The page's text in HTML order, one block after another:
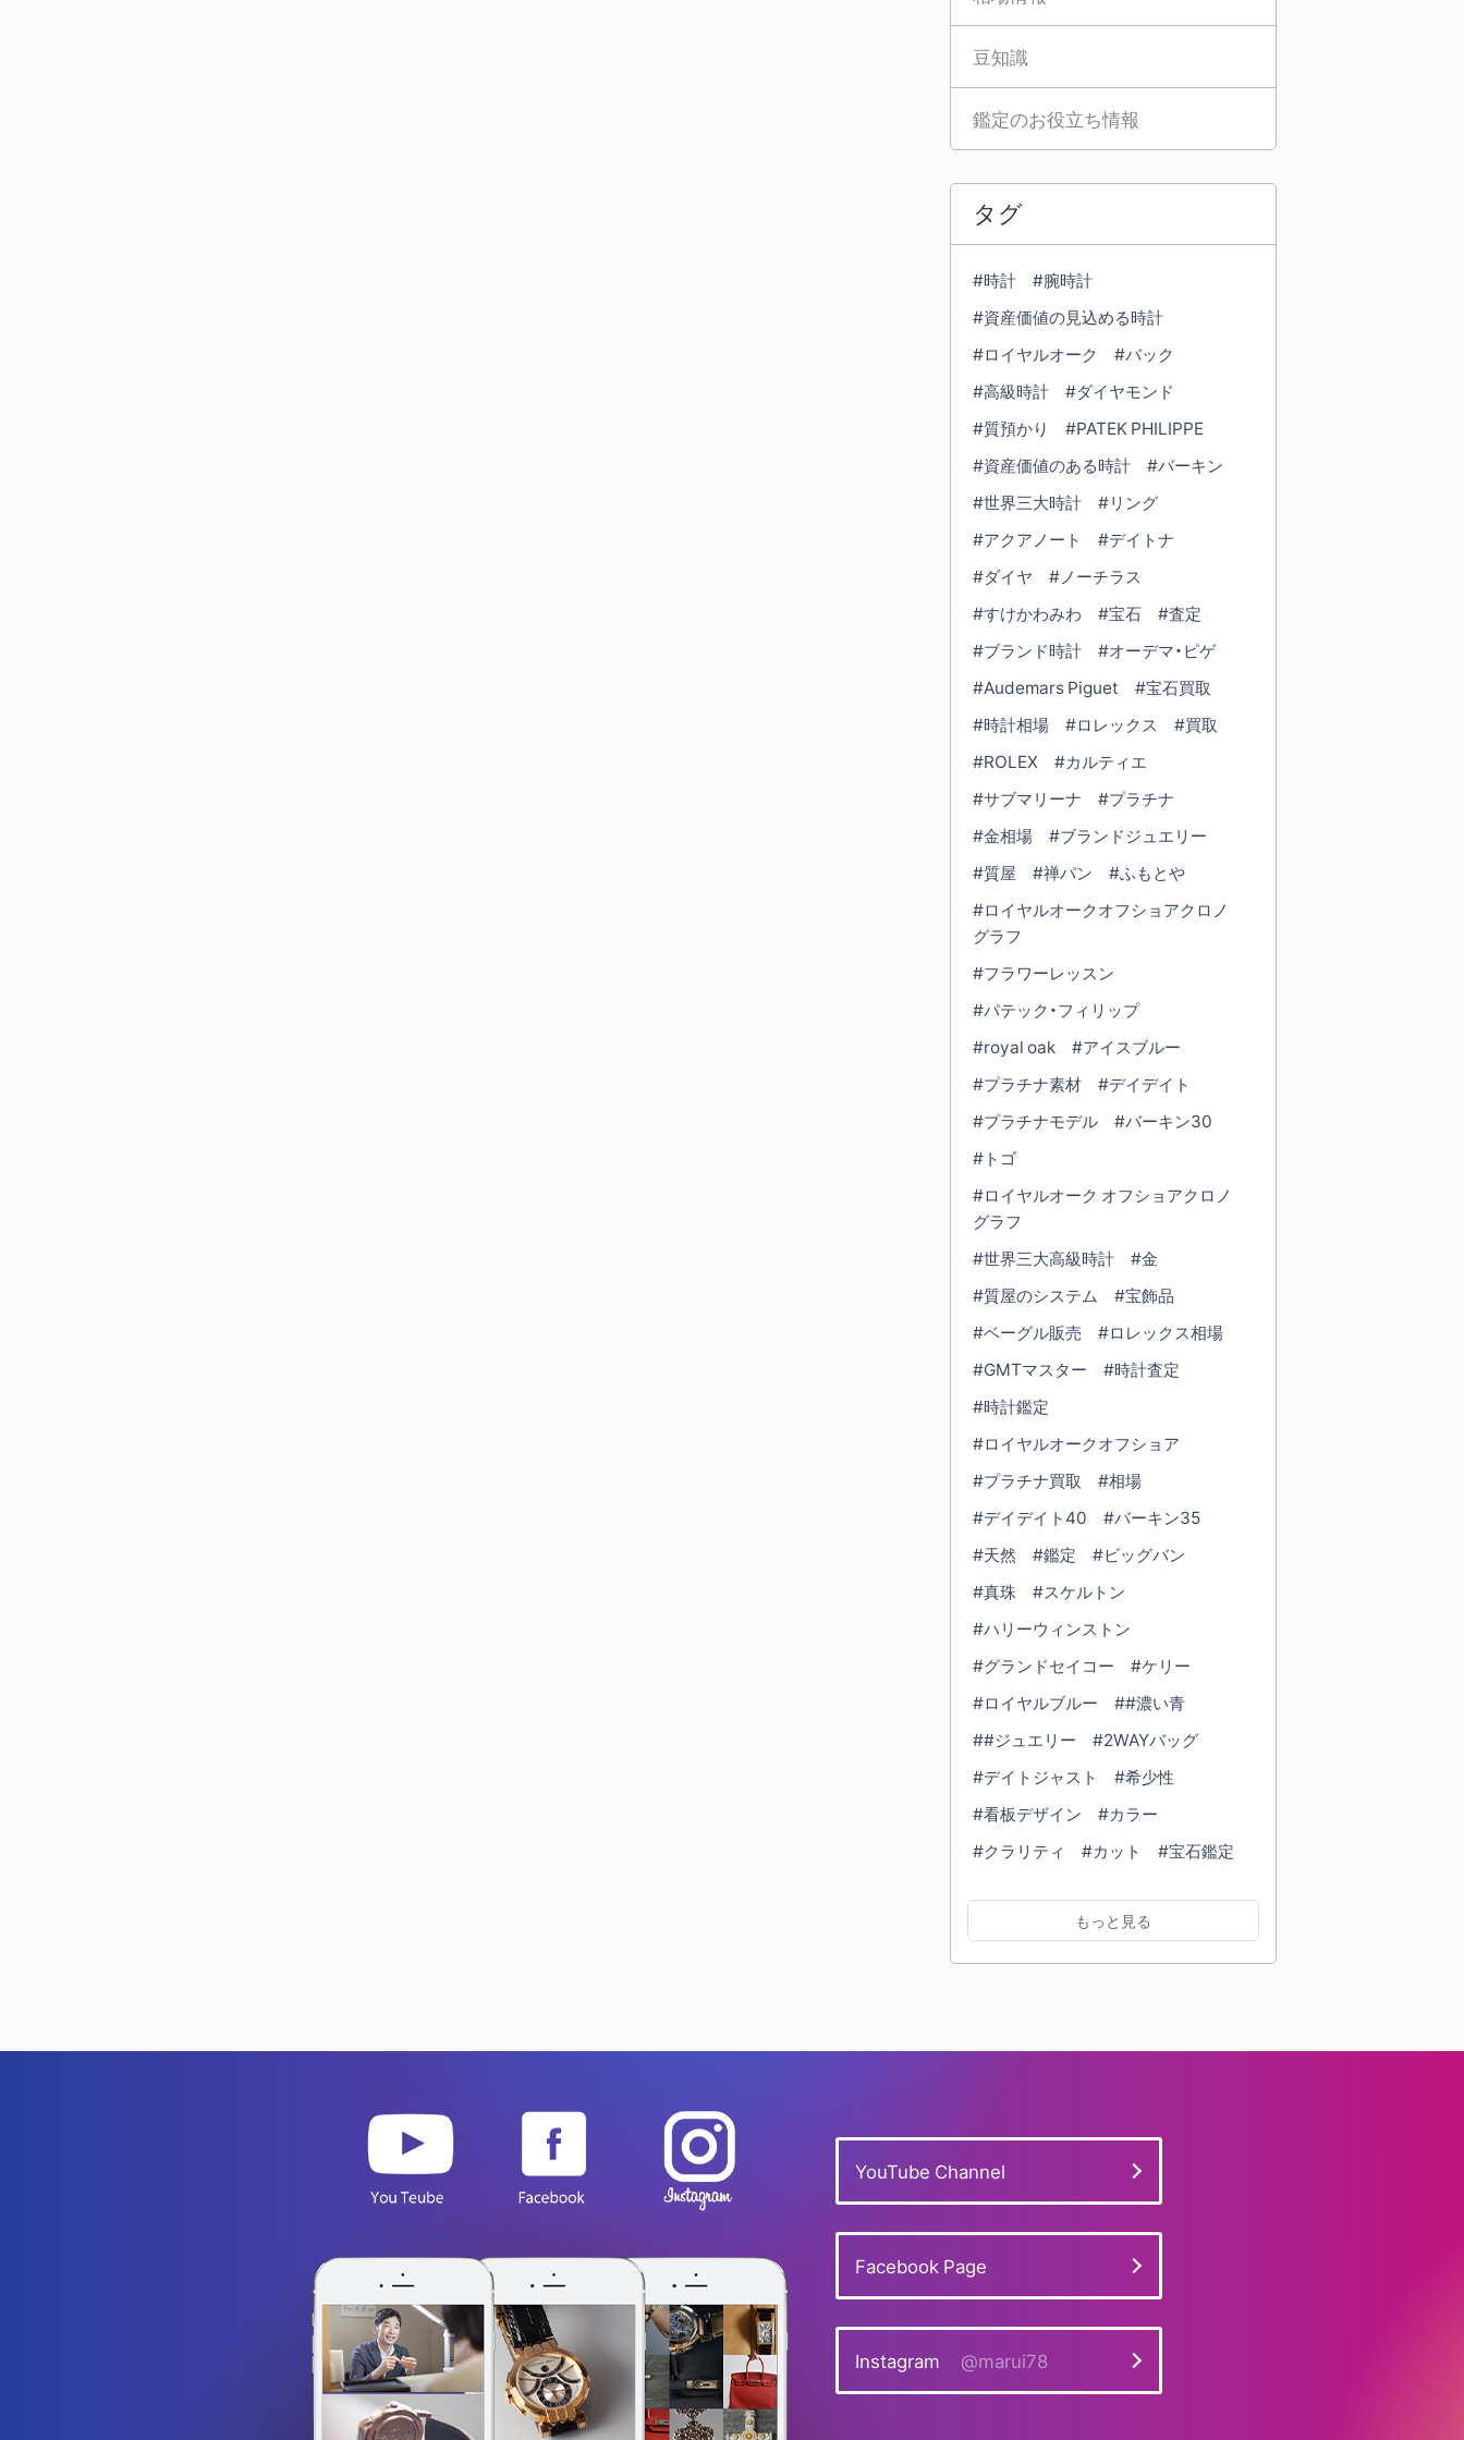
豆知識
鑑定のお役立ち情報
タグ
#時計
#腕時計
#資産価値の見込める時計
#ロイヤルオーク
#バック
#高級時計
#ダイヤモンド
#質預かり
#PATEK PHILIPPE
#資産価値のある時計
#バーキン
#世界三大時計
#リング
#アクアノート
#デイトナ
#ダイヤ
#ノーチラス
#すけかわみわ
#宝石
#査定
#ブランド時計
#オーデマ・ピゲ
#Audemars Piguet
#宝石買取
#時計相場
#ロレックス
#買取
#ROLEX
#カルティエ
#サブマリーナ
#プラチナ
#金相場
#ブランドジュエリー
#質屋
#禅パン
#ふもとや
#ロイヤルオークオフショアクロノ
グラフ
#フラワーレッスン
#パテック・フィリップ
#royal oak
#アイスブルー
#プラチナ素材
#デイデイト
#プラチナモデル
#バーキン30
#トゴ
#ロイヤルオーク オフショアクロノ
グラフ
#世界三大高級時計
#金
#質屋のシステム
#宝飾品
#ベーグル販売
#ロレックス相場
#GMTマスター
#時計査定
#時計鑑定
#ロイヤルオークオフショア
#プラチナ買取
#相場
#デイデイト40
#バーキン35
#天然
#鑑定
#ビッグバン
#真珠
#スケルトン
#ハリーウィンストン
#グランドセイコー
#ケリー
#ロイヤルブルー
##濃い青
##ジュエリー
#2WAYバッグ
#デイトジャスト
#希少性
#看板デザイン
#カラー
#クラリティ
#カット
#宝石鑑定
#ブレスレット
#cartier
#フォース10
#ダイヤベゼル
#ブラジル産
#ダイヤモンドリング
#ダイヤモンド相場
#展示販売会
#ピアジェ
#スタンド看板
#チェーンショルダー
#取材
#ブシュロン
もっと見る
YouTube Channel
Facebook Page
Instagram @marui78